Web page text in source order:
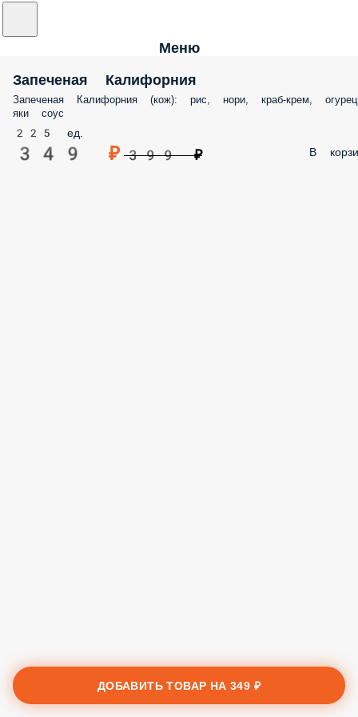
Меню
Запеченая Калифорния
Запеченая Калифорния (кож): рис, нори, краб-крем,
яки соус
225 ед.
349 ₽ 399 ₽ В
ДОБАВИТЬ ТОВАР НА349 ₽